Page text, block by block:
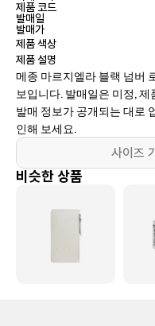
제품 코드
발매일
발매가
제품 색상
제품 설명
메종 마르지엘라 블랙 넘버
보입니다. 발매일은 미정, 제
발매 정보가 공개되는 대로
인해 보세요.
사이즈
비슷한 상품